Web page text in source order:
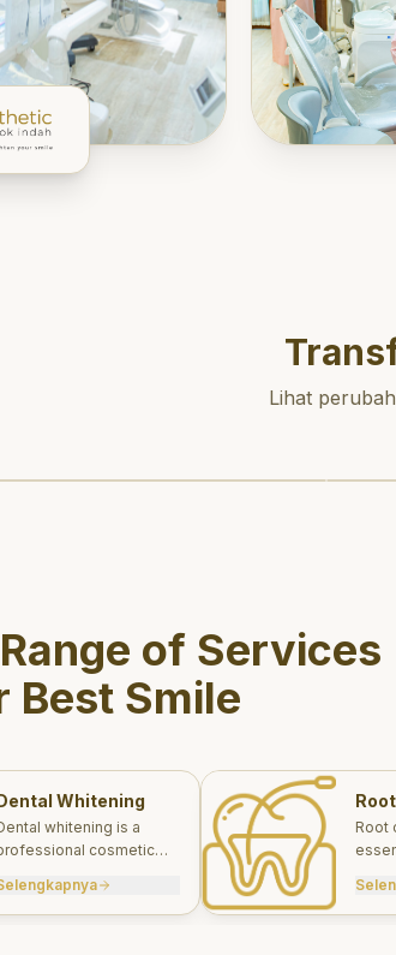
Lihat
of Services
Best Smile
Whitening
whitening is a
cosmetic
your smile safely
effectively.
Root
save
been